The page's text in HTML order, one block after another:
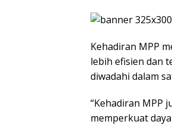
Kehadiran MPP
lebih efisien dan
diwadahi dalam
“Kehadiran MPP
memperkuat